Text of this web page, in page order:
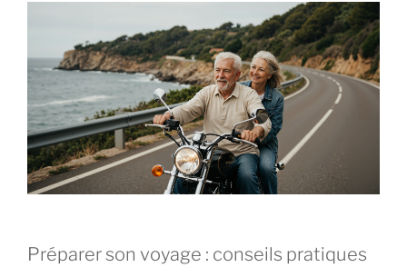
Préparer son voyage : conseils pratiques